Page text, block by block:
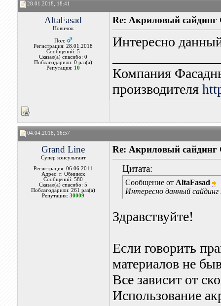
28.01.2018, 18:41
AltaFasad
Новичок
Пол:
Регистрация: 28.01.2018
Сообщений: 5
Сказал(а) спасибо: 0
Поблагодарили: 0 раз(а)
Репутация: 10
Re: Акриловый
Интересно
Компания
производителя
04.04.2018, 16:57
Grand Line
Супер консультант
Регистрация: 06.06.2011
Адрес: г. Обнинск
Сообщений: 580
Сказал(а) спасибо: 5
Поблагодарили: 261 раз(а)
Репутация:30009
Re: Акриловый
Цитата:
Сообщение от AltaFasad
Интересно данный
Здравствуйте!
Если говорить
материалов не
Все зависит от
Использование